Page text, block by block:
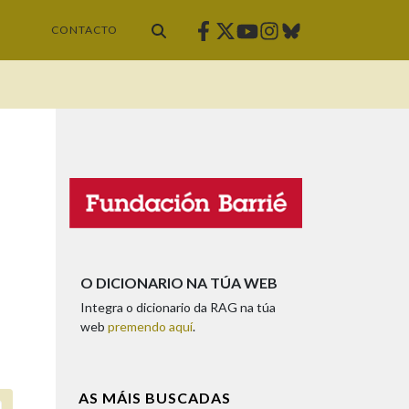
CONTACTO Facebook
Twitter
Youtube
Instagram
Bluesky
O DICIONARIO NA TÚA WEB
Integra o dicionario da RAG na túa
web premendo aquí.
AS MÁIS BUSCADAS